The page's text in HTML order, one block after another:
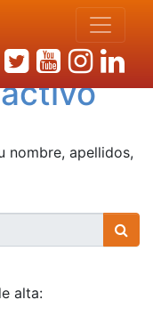
nombre, apellidos,
alta: